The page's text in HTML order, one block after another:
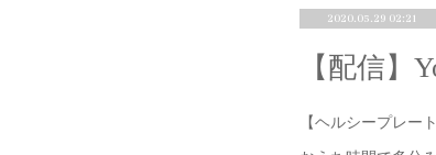
2020.05.29 02:21
【配信
【ヘルシープレー